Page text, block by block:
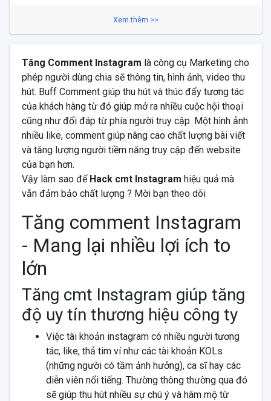
Xem thêm >>
Tăng Comment Instagram là công cụ Marketing cho
phép người dùng chia sẽ thông tin, hình ảnh, video thu
hút. Buff Comment giúp thu hút và thúc đẩy tương tác
của khách hàng từ đó giúp mở ra nhiều cuộc hội thoại
cũng như đối đáp từ phía người truy cập. Một hình ảnh
nhiều like, comment giúp nâng cao chất lượng bài viết
và tăng lượng người tiềm năng truy cập đến website
của bạn hơn.
Vậy làm sao để Hack cmt Instagram hiệu quả mà
vẫn đảm bảo chất lượng ? Mời bạn theo dõi
Tăng comment Instagram
- Mang lại nhiều lợi ích to
lớn
Tăng cmt Instagram giúp tăng
độ uy tín thương hiệu công ty
Việc tài khoản instagram có nhiều người tương
tác, like, thả tim ví như các tài khoản KOLs
(những người có tầm ảnh hưởng), ca sĩ hay các
diễn viên nổi tiếng. Thường thông thường qua đó
sẽ giúp thu hút nhiều sự chú ý và hâm mộ từ